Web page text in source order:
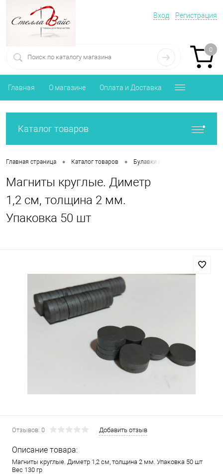
Вход Регистрация
0
Главная О магазине Оплата и Доставка
Каталог товаров
Главная страница • Каталог товаров • Булавки и расходные
Магниты круглые. Диметр
1,2 см, толщина 2 мм.
Упаковка 50 шт
Отзывов: 0 Добавить отзыв
Описание товара:
Магниты круглые. Диметр 1,2 см, толщина 2 мм. Упаковка 50 шт
Вес 130 гр